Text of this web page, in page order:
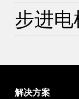
步进
解决方案